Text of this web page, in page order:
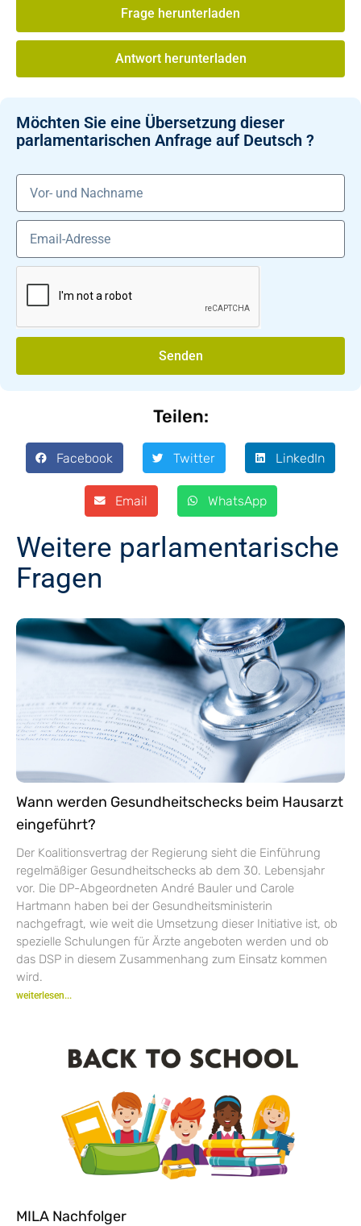
Frage herunterladen
Antwort herunterladen
Möchten Sie eine Übersetzung dieser
parlamentarischen Anfrage auf Deutsch ?
Senden
Teilen:
Facebook Twitter LinkedIn
Email WhatsApp
Weitere parlamentarische
Fragen
Wann werden Gesundheitschecks beim Hausarzt
eingeführt?
Der Koalitionsvertrag der Regierung sieht die Einführung
regelmäßiger Gesundheitschecks ab dem 30. Lebensjahr
vor. Die DP-Abgeordneten André Bauler und Carole
Hartmann haben bei der Gesundheitsministerin
nachgefragt, wie weit die Umsetzung dieser Initiative ist, ob
spezielle Schulungen für Ärzte angeboten werden und ob
das DSP in diesem Zusammenhang zum Einsatz kommen
wird.
weiterlesen...
MILA Nachfolger